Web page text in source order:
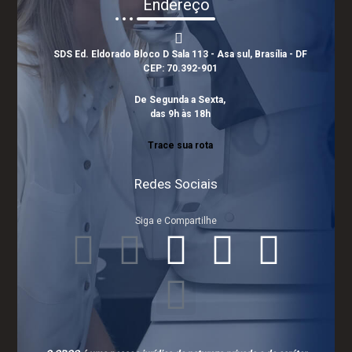
Endereço
SDS Ed. Eldorado Bloco D Sala 113 - Asa sul, Brasília - DF
CEP: 70.392-901
De Segunda a Sexta,
das 9h às 18h
Trace sua rota
Redes Sociais
Siga e Compartilhe